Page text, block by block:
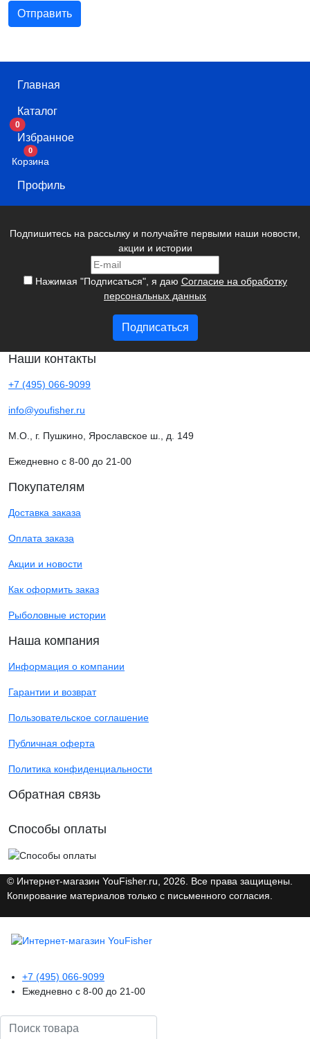
Главная
Каталог
0
Избранное
Корзина
0В корзину
Профиль
Подпишитесь на рассылку и получайте первыми наши новости,
акции и истории
Нажимая "Подписаться", я даю Согласие на обработку
персональных данных
Подписаться
Наши контакты
+7 (495) 066-9099
info@youfisher.ru
М.О., г. Пушкино, Ярославское ш., д. 149
Ежедневно с 8-00 до 21-00
Покупателям
Доставка заказа
Оплата заказа
Акции и новости
Как оформить заказ
Рыболовные истории
Наша компания
Информация о компании
Гарантии и возврат
Пользовательское соглашение
Публичная оферта
Политика конфиденциальности
Обратная связь
Способы оплаты
© Интернет-магазин YouFisher.ru, 2026. Все права защищены.
Копирование материалов только с письменного согласия.
+7 (495) 066-9099
Ежедневно с 8-00 до 21-00
Поиск